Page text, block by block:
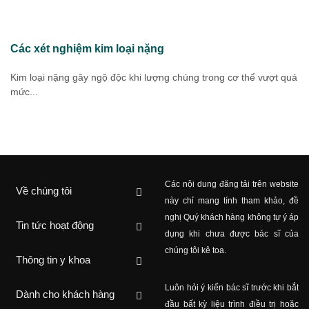
Các xét nghiệm kim loại nặng
Kim loại nặng gây ngộ độc khi lượng chúng trong cơ thể vượt quá
mức...
Về chúng tôi
Tin tức hoạt động
Thông tin y khoa
Dành cho khách hàng
Các nội dung đăng tải trên website
này chỉ mang tính tham khảo, đề
nghị Quý khách hàng không tự ý áp
dụng khi chưa được bác sĩ của
chúng tôi kê toa.
Luôn hỏi ý kiến ​​bác sĩ trước khi bắt
đầu bất kỳ liệu trình điều trị hoặc